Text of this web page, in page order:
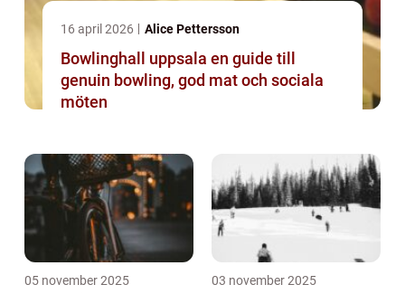
16 april 2026 Alice Pettersson
Bowlinghall uppsala en guide till
genuin bowling, god mat och sociala
möten
05 november 2025 03 november 2025